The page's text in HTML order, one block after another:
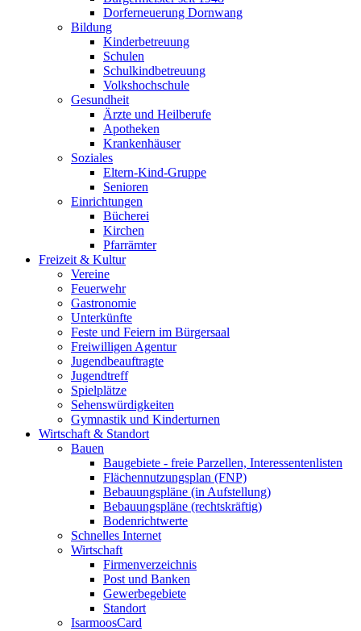
Dorferneuerung Dornwang
Bildung
Kinderbetreuung
Schulen
Schulkindbetreuung
Volkshochschule
Gesundheit
Ärzte und Heilberufe
Apotheken
Krankenhäuser
Soziales
Eltern-Kind-Gruppe
Senioren
Einrichtungen
Bücherei
Kirchen
Pfarrämter
Freizeit & Kultur
Vereine
Feuerwehr
Gastronomie
Unterkünfte
Feste und Feiern im Bürgersaal
Freiwilligen Agentur
Jugendbeauftragte
Jugendtreff
Spielplätze
Sehenswürdigkeiten
Gymnastik und Kinderturnen
Wirtschaft & Standort
Bauen
Baugebiete - freie Parzellen, Interessentenlisten
Flächennutzungsplan (FNP)
Bebauungspläne (in Aufstellung)
Bebauungspläne (rechtskräftig)
Bodenrichtwerte
Schnelles Internet
Wirtschaft
Firmenverzeichnis
Post und Banken
Gewerbegebiete
Standort
IsarmoosCard